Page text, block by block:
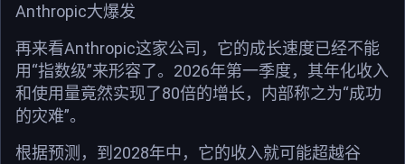
Anthropic大爆发
再来看Anthropic这家公司，它的成长速度已经不能
用“指数级”来形容了。2026年第一季度，其年化收入
和使用量竟然实现了80倍的增长，内部称之为“成功
的灾难”。
根据预测，到2028年中，它的收入就可能超越谷